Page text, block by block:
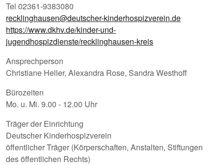
Tel 02361-9383080
recklinghausen@deutscher-kinderhospizverein.de
https://www.dkhv.de/kinder-und-
jugendhospizdienste/recklinghausen-kreis
Ansprechperson
Christiane Heller, Alexandra Rose, Sandra Westhoff
Bürozeiten
Mo. u. Mi. 9.00 - 12.00 Uhr
Träger der Einrichtung
Deutscher Kinderhospizverein
öffentlicher Träger (Körperschaften, Anstalten, Stiftungen
des öffentlichen Rechts)